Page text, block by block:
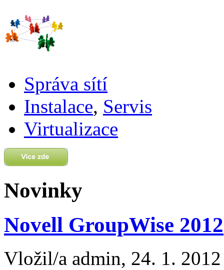
Správa sítí
Instalace, Servis
Virtualizace
Novinky
Novell GroupWise 2012
Vložil/a admin, 24. 1. 2012